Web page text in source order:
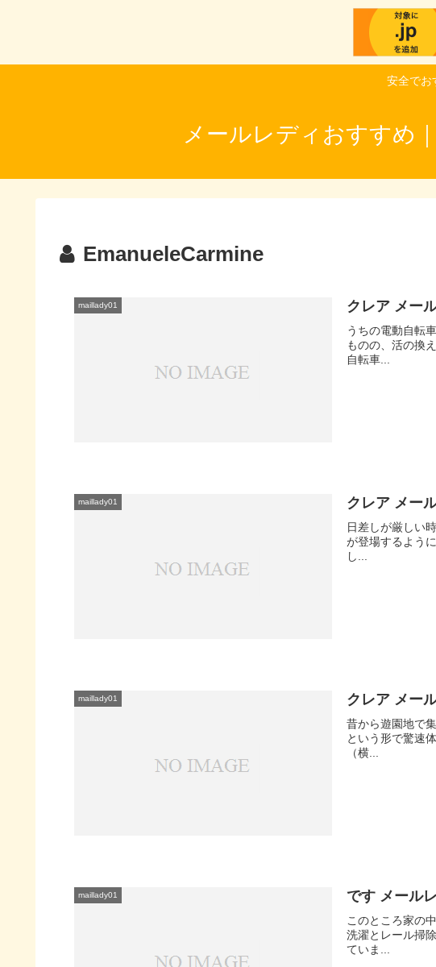
安全でお
メールレディおすすめ
EmanueleCarmine
maillady01 クレア メー
うちの電動自転
ものの、活の換
自転車...
maillady01 クレア メー
日差しが厳しい
が登場するよう
し...
maillady01 クレア メー
昔から遊園地で
という形で驚速
（横...
maillady01 です メール
このところ家の
洗濯とレール掃
ていま...